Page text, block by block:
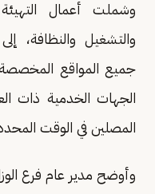
وشملت أعمال
والتشغيل والنظافة،
جميع المواقع المخصصة
الجهات الخدمية ذات
المصلين في الوقت
وأوضح مدير عام فرع